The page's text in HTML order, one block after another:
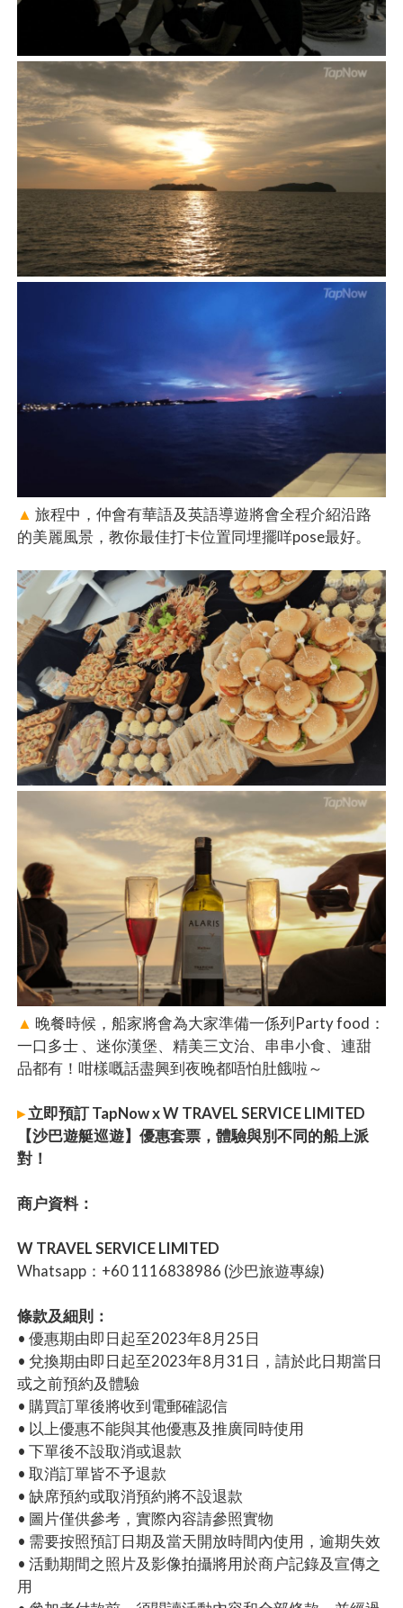
▲ 旅程中，仲會有華語及英語導遊將會全程介紹沿路
的美麗風景，教你最佳打卡位置同埋擺咩pose最好。
▲ 晚餐時候，船家將會為大家準備一係列Party food：
一口多士 、迷你漢堡、精美三文治、串串小食、連甜
品都有！咁樣嘅話盡興到夜晚都唔怕肚餓啦～
▸立即預訂 TapNow x W TRAVEL SERVICE LIMITED
【沙巴遊艇巡遊】優惠套票，體驗與別不同的船上派
對！
商户資料：
W TRAVEL SERVICE LIMITED
Whatsapp：+60 1116838986 (沙巴旅遊專線)
條款及細則：
• 優惠期由即日起至2023年8月25日
• 兌換期由即日起至2023年8月31日，請於此日期當日
或之前預約及體驗
• 購買訂單後將收到電郵確認信
• 以上優惠不能與其他優惠及推廣同時使用
• 下單後不設取消或退款
• 取消訂單皆不予退款
• 缺席預約或取消預約將不設退款
• 圖片僅供參考，實際內容請參照實物
• 需要按照預訂日期及當天開放時間內使用，逾期失效
• 活動期間之照片及影像拍攝將用於商户記錄及宣傳之
用